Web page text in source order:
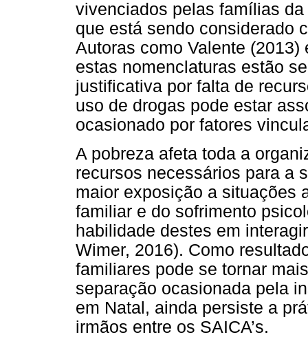
vivenciados pelas famílias
que está sendo considerado
Autoras como Valente
estas nomenclaturas estão
justificativa por falta de
uso de drogas pode estar
ocasionado por fatores
A pobreza afeta toda a
recursos necessários para a
maior exposição a situações
familiar e do sofrimento
habilidade destes em
Wimer, 2016). Como
familiares pode se tornar
separação ocasionada pela
em Natal, ainda persiste a
irmãos entre os SAICA’s.